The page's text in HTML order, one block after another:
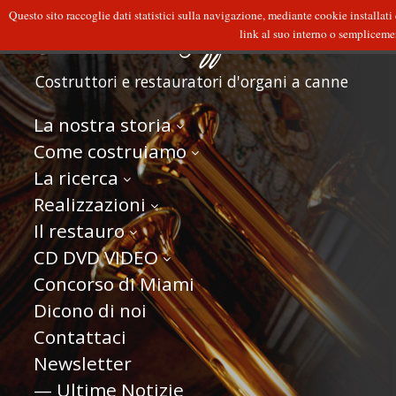
Costruttori e restauratori d'organi a canne
La nostra storia
Come costruiamo
La ricerca
Realizzazioni
Il restauro
CD DVD VIDEO
Concorso di Miami
Dicono di noi
Contattaci
Newsletter
— Ultime Notizie
Questo sito raccoglie dati statistici sulla navigazione, mediante cookie
link al suo interno o